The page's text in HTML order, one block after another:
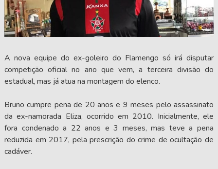
A nova equipe do ex-goleiro do Flamengo só irá disputar
competição oficial no ano que vem, a terceira divisão do
estadual, mas já atua na montagem do elenco.
Bruno cumpre pena de 20 anos e 9 meses pelo assassinato
da ex-namorada Eliza, ocorrido em 2010. Inicialmente, ele
fora condenado a 22 anos e 3 meses, mas teve a pena
reduzida em 2017, pela prescrição do crime de ocultação de
cadáver.